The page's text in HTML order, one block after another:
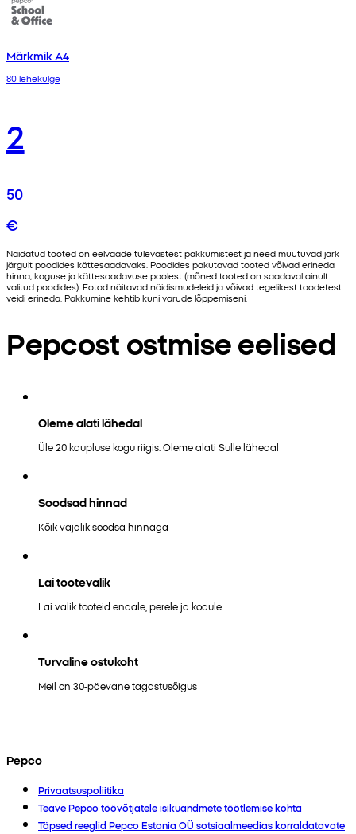
Märkmik A4
80 lehekülge
2
50
€
Näidatud tooted on eelvaade tulevastest pakkumistest ja need muutuvad järk-
järgult poodides kättesaadavaks. Poodides pakutavad tooted võivad erineda
hinna, koguse ja kättesaadavuse poolest (mõned tooted on saadaval ainult
valitud poodides). Fotod näitavad näidismudeleid ja võivad tegelikest toodetest
veidi erineda. Pakkumine kehtib kuni varude lõppemiseni.
Pepcost ostmise eelised
Oleme alati lähedal
Üle 20 kaupluse kogu riigis. Oleme alati Sulle lähedal
Soodsad hinnad
Kõik vajalik soodsa hinnaga
Lai tootevalik
Lai valik tooteid endale, perele ja kodule
Turvaline ostukoht
Meil on 30-päevane tagastusõigus
Pepco
Privaatsuspoliitika
Teave Pepco töövõtjatele isikuandmete töötlemise kohta
Täpsed reeglid Pepco Estonia OÜ sotsiaalmeedias korraldatavate